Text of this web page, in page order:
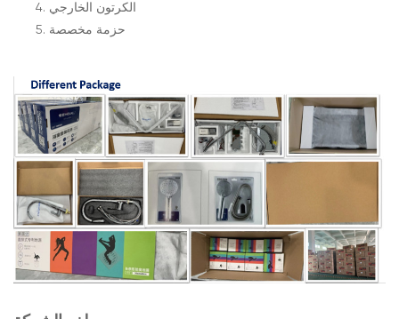
الكرتون الخارجي
حزمة مخصصة